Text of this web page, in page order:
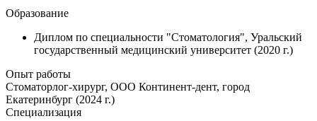
Образование
Диплом по специальности "Стоматология", Уральский
государственный медицинский университет (2020 г.)
Опыт работы
Стоматорлог-хирург, ООО Континент-дент, город
Екатеринбург (2024 г.)
Специализация